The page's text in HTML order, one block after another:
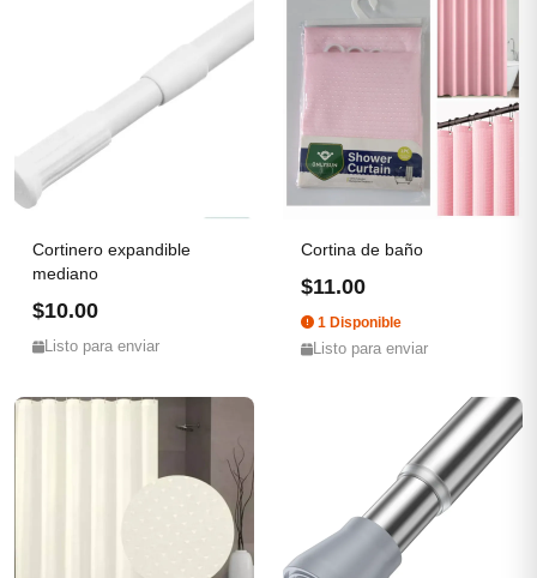
Cortinero expandible
mediano
$10.00
Listo para enviar
Cortina de baño
$11.00
1 Disponible
Listo para enviar